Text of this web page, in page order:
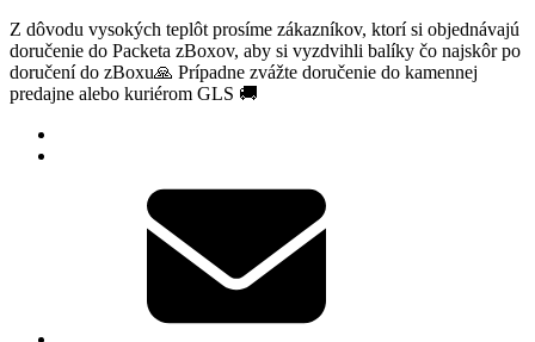
Z dôvodu vysokých teplôt prosíme zákazníkov, ktorí si objednávajú
doručenie do Packeta zBoxov, aby si vyzdvihli balíky čo najskôr po
doručení do zBoxu🙏 Prípadne zvážte doručenie do kamennej
predajne alebo kuriérom GLS 🚚